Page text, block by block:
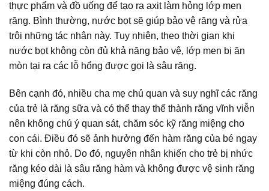
thực phẩm và đồ uống để tạo ra axit làm hỏng lớp men
răng. Bình thường, nước bọt sẽ giúp bảo vệ răng và rửa
trôi những tác nhân này. Tuy nhiên, theo thời gian khi
nước bọt không còn đủ khả năng bảo vệ, lớp men bị ăn
mòn tại ra các lỗ hổng được gọi là sâu răng.
Bên cạnh đó, nhiều cha mẹ chủ quan và suy nghĩ các răng
của trẻ là răng sữa và có thể thay thế thành răng vĩnh viễn
nên không chú ý quan sát, chăm sóc kỹ răng miệng cho
con cái. Điều đó sẽ ảnh hưởng đến hàm răng của bé ngay
từ khi còn nhỏ. Do đó, nguyên nhân khiến cho trẻ bị nhức
răng kéo dài là sâu răng hàm và không được vệ sinh răng
miệng đúng cách.